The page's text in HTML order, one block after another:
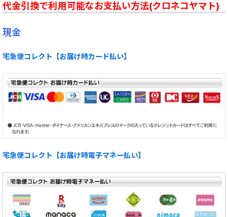
代金引換で利用可能なお支払い方法(クロネコヤマト)
現金
宅急便コレクト【お届け時カード払い】
宅急便コレクト【お届け時電子マネー払い】